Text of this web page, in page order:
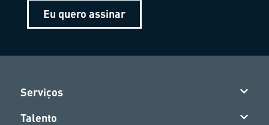
Eu quero assinar
Serviços
Talento